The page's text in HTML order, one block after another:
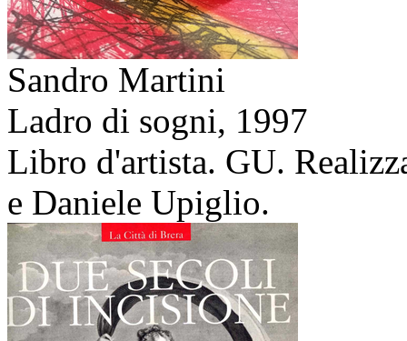
Sandro Martini
Ladro di sogni, 1997
Libro d'artista. GU.
e Daniele Upiglio.